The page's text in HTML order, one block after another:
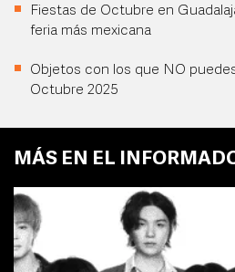
Fiestas de Octubre en
feria más mexicana
Objetos con los que NO
Octubre 2025
MÁS EN EL